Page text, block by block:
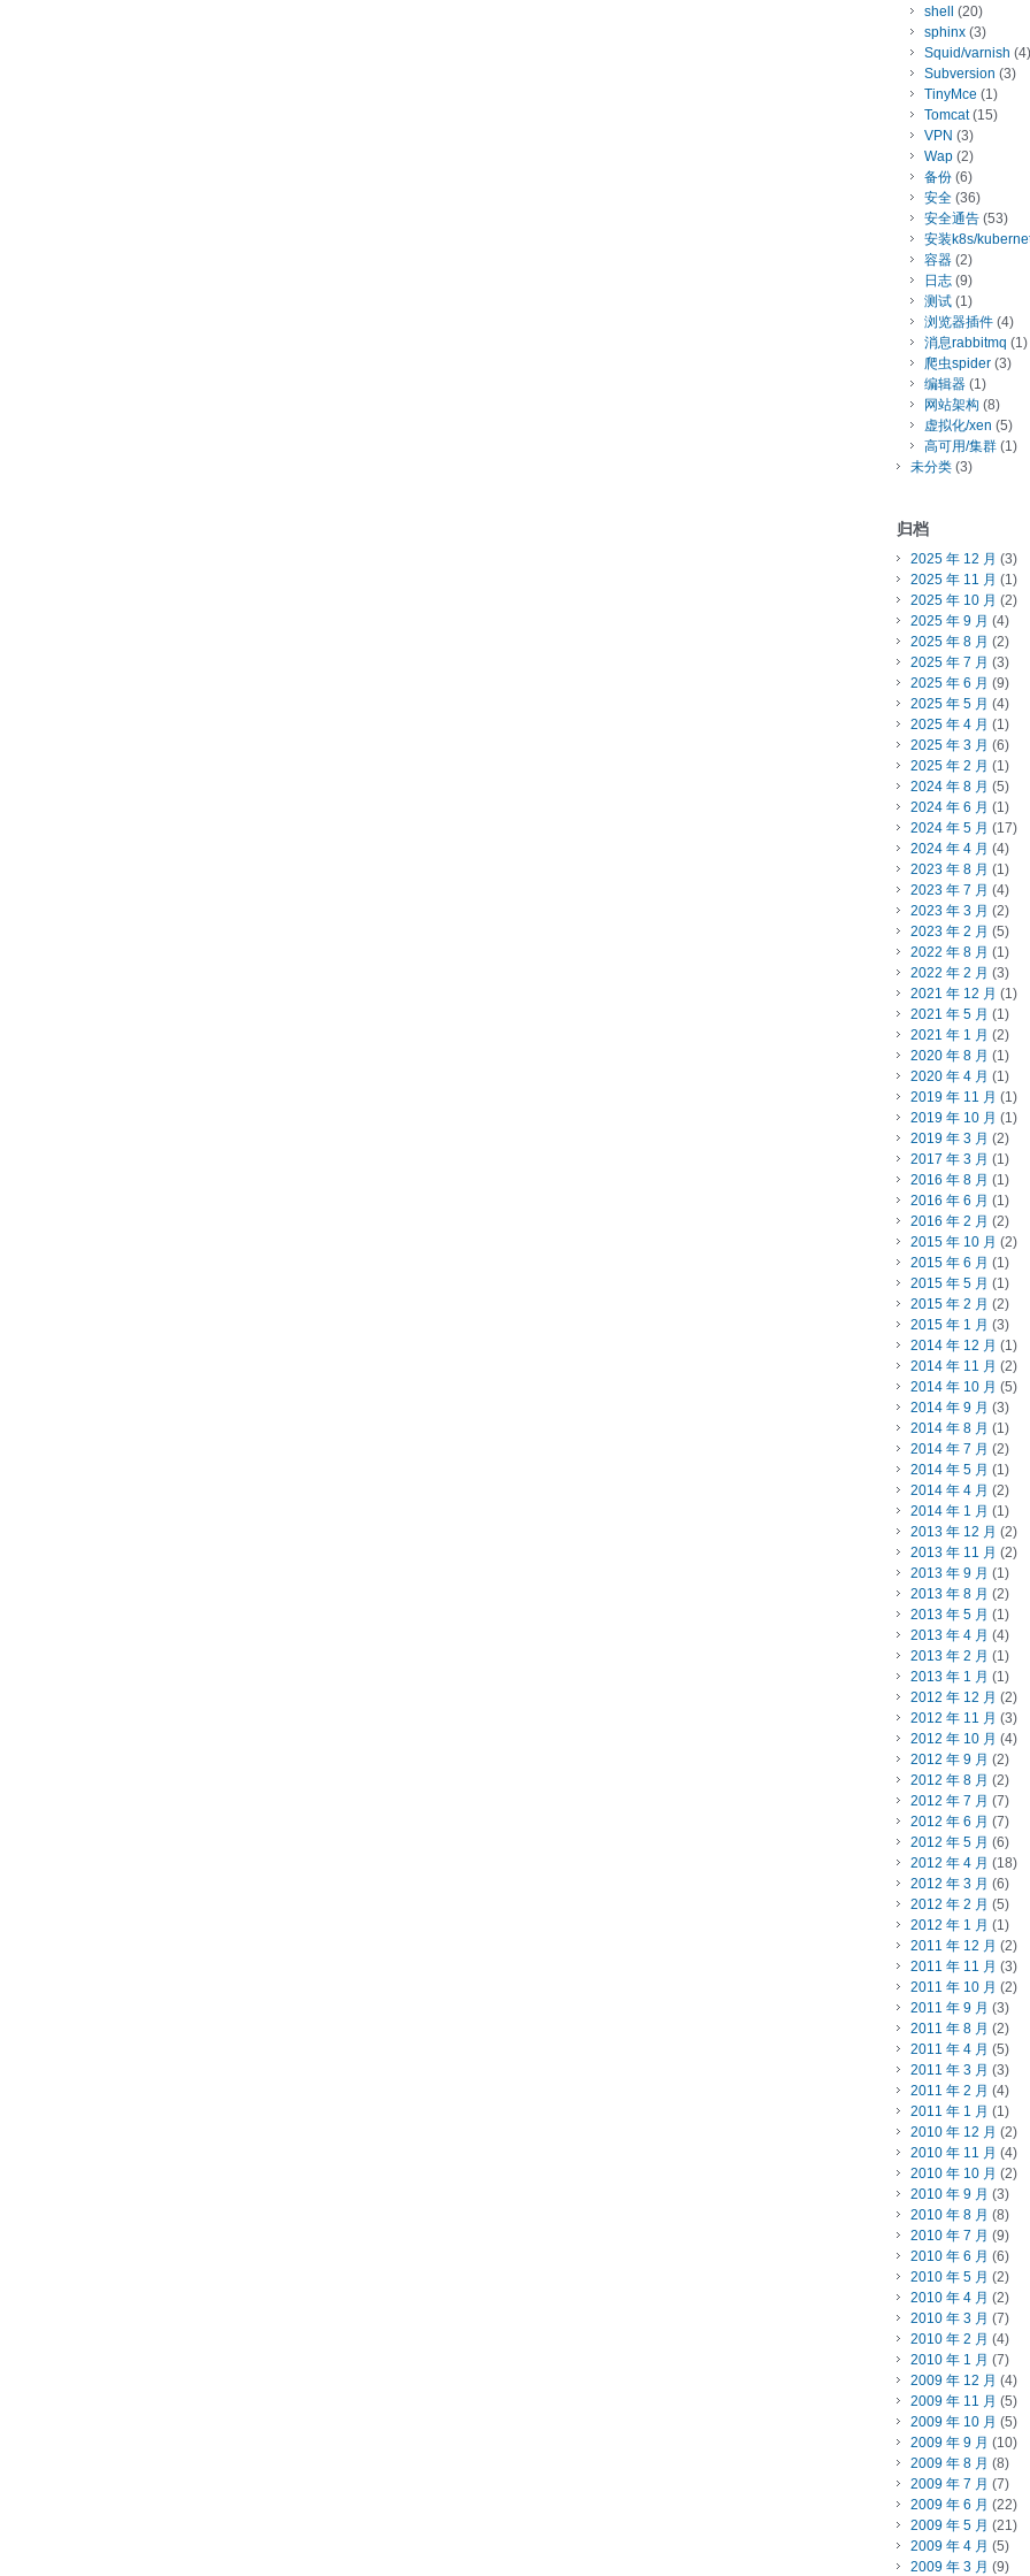
shell
(20)
sphinx (3)
Squid/varnish (4)
Subversion (3)
TinyMce (1)
Tomcat(15)
VPN (3)
Wap (2)
备份 (6)
安全 (36)
安全通告 (53)
安装k8s/
容器 (2)
日志 (9)
测试 (1)
浏览器插件 (4)
消息rabbitmq (1)
爬虫spider (3)
编辑器 (1)
网站架构 (8)
虚拟化/xen (5)
高可用/集群 (1)
未分类 (3)
归档
2025 年 12 月 (3)
2025 年 11 月 (1)
2025 年 10 月 (2)
2025 年 9 月 (4)
2025 年 8 月 (2)
2025 年 7 月 (3)
2025 年 6 月 (9)
2025 年 5 月 (4)
2025 年 4 月 (1)
2025 年 3 月 (6)
2025 年 2 月 (1)
2024 年 8 月 (5)
2024 年 6 月 (1)
2024 年 5 月 (17)
2024 年 4 月 (4)
2023 年 8 月 (1)
2023 年 7 月 (4)
2023 年 3 月 (2)
2023 年 2 月 (5)
2022 年 8 月 (1)
2022 年 2 月 (3)
2021 年 12 月 (1)
2021 年 5 月 (1)
2021 年 1 月 (2)
2020 年 8 月 (1)
2020 年 4 月 (1)
2019 年 11 月 (1)
2019 年 10 月 (1)
2019 年 3 月 (2)
2017 年 3 月 (1)
2016 年 8 月 (1)
2016 年 6 月 (1)
2016 年 2 月 (2)
2015 年 10 月 (2)
2015 年 6 月 (1)
2015 年 5 月 (1)
2015 年 2 月 (2)
2015 年 1 月 (3)
2014 年 12 月 (1)
2014 年 11 月 (2)
2014 年 10 月 (5)
2014 年 9 月 (3)
2014 年 8 月 (1)
2014 年 7 月 (2)
2014 年 5 月 (1)
2014 年 4 月 (2)
2014 年 1 月 (1)
2013 年 12 月 (2)
2013 年 11 月 (2)
2013 年 9 月 (1)
2013 年 8 月 (2)
2013 年 5 月 (1)
2013 年 4 月 (4)
2013 年 2 月 (1)
2013 年 1 月 (1)
2012 年 12 月 (2)
2012 年 11 月 (3)
2012 年 10 月 (4)
2012 年 9 月 (2)
2012 年 8 月 (2)
2012 年 7 月 (7)
2012 年 6 月 (7)
2012 年 5 月 (6)
2012 年 4 月 (18)
2012 年 3 月 (6)
2012 年 2 月 (5)
2012 年 1 月 (1)
2011 年 12 月 (2)
2011 年 11 月 (3)
2011 年 10 月 (2)
2011 年 9 月 (3)
2011 年 8 月 (2)
2011 年 4 月 (5)
2011 年 3 月 (3)
2011 年 2 月 (4)
2011 年 1 月 (1)
2010 年 12 月 (2)
2010 年 11 月 (4)
2010 年 10 月 (2)
2010 年 9 月 (3)
2010 年 8 月 (8)
2010 年 7 月 (9)
2010 年 6 月 (6)
2010 年 5 月 (2)
2010 年 4 月 (2)
2010 年 3 月 (7)
2010 年 2 月 (4)
2010 年 1 月 (7)
2009 年 12 月 (4)
2009 年 11 月 (5)
2009 年 10 月 (5)
2009 年 9 月 (10)
2009 年 8 月 (8)
2009 年 7 月 (7)
2009 年 6 月 (22)
2009 年 5 月 (21)
2009 年 4 月 (5)
2009 年 3 月 (9)